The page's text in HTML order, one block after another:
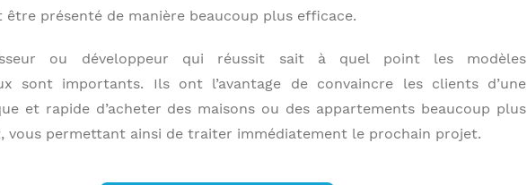
être présenté de manière beaucoup plus efficace.
ou développeur qui réussit sait à quel point les modèles
sont importants. Ils ont l’avantage de convaincre les clients d’une
et rapide d’acheter des maisons ou des appartements beaucoup plus
vous permettant ainsi de traiter immédiatement le prochain projet.